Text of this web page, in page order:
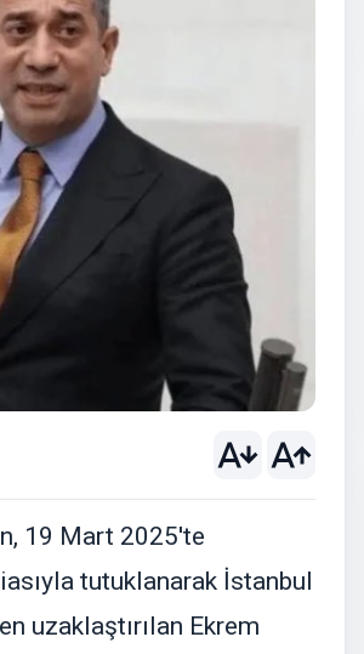
19 Mart 2025'te
tutuklanarak İstanbul
uzaklaştırılan Ekrem